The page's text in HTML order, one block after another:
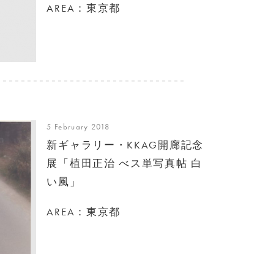
AREA：東京都
5 February 2018
新ギャラリー・KKAG開廊記念
展「植田正治 べス単写真帖 白
い風」
AREA：東京都